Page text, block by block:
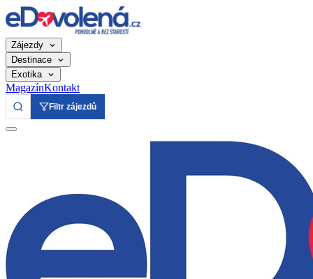
Zájezdy
Destinace
Exotika
MagazínKontakt
Filtr zájezdů